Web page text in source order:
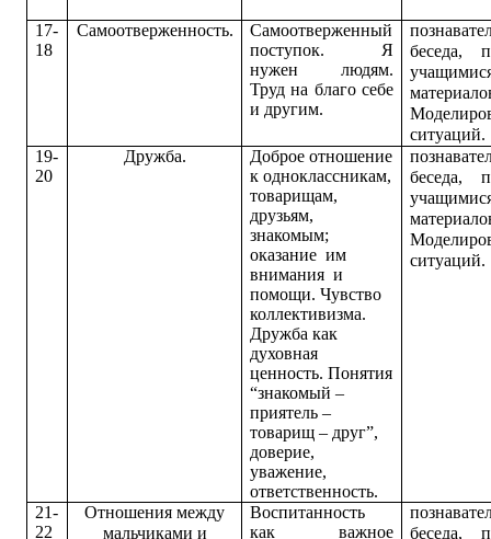
17-
18
Самоотверженность.
Самоотверженный
поступок. Я
нужен людям.
Труд на благо себе
и другим.
п
беседа,
ситуаций.
19-
20
Дружба.
Доброе отношение
к одноклассникам,
товарищам,
друзьям,
знакомым;
оказание им
внимания и
помощи. Чувство
коллективизма.
Дружба как
духовная
ценность. Понятия
“знакомый –
приятель –
товарищ – друг”,
доверие,
уважение,
ответственность.
п
беседа,
ситуаций.
21-
22
Отношения между
мальчиками и
Воспитанность
как важное
п
беседа,